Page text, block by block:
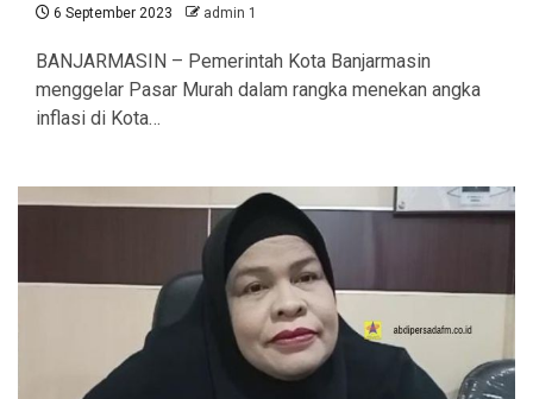
6 September 2023 admin 1
BANJARMASIN – Pemerintah Kota Banjarmasin
menggelar Pasar Murah dalam rangka menekan angka
inflasi di Kota…